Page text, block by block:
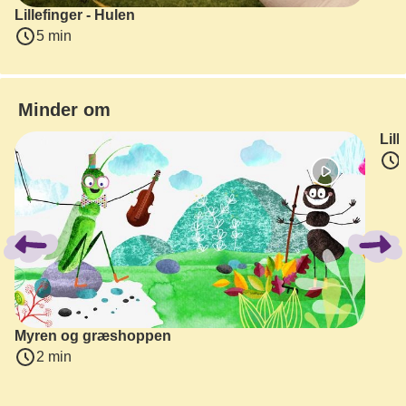
Lillefinger - Hulen
5 min
Minder om
Spring bånd over
Myren og græshoppen
2 min